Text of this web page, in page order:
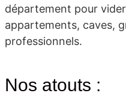
département pour
appartements, caves,
professionnels.
Nos atouts :